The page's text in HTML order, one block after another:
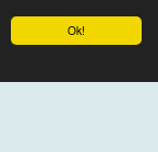
Ok!